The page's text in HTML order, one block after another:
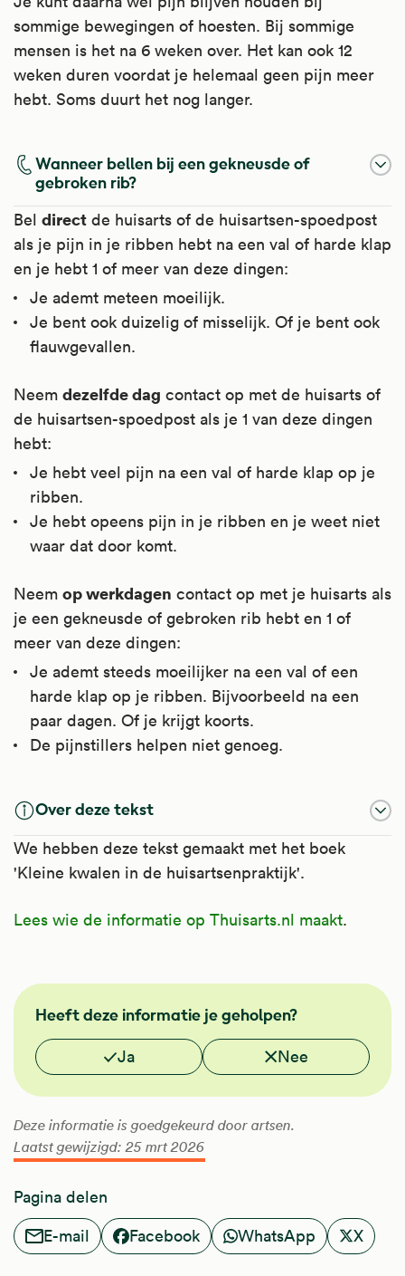
verkoudheid, keelpijn, bijholteontsteking,
middenoorontsteking, oorpijn door
gehoorgangontsteking, artrose, spierpijn,
gewrichtspijn en menstruatieklachten.
sommige bewegingen of hoesten. Bij sommige
mensen is het na 6 weken over. Het kan ook 12
weken duren voordat je helemaal geen pijn meer
hebt. Soms duurt het nog langer.
Wanneer bellen bij een gekneusde of
gebroken rib?
Bel direct de huisarts of de huisartsen-spoedpost
als je pijn in je ribben hebt na een val of harde klap
en je hebt 1 of meer van deze dingen:
Je ademt meteen moeilijk.
Je bent ook duizelig of misselijk. Of je bent ook
flauwgevallen.
Neem dezelfde dag contact op met de huisarts of
de huisartsen-spoedpost als je 1 van deze dingen
hebt:
Je hebt veel pijn na een val of harde klap op je
ribben.
Je hebt opeens pijn in je ribben en je weet niet
waar dat door komt.
Neem op werkdagen contact op met je huisarts als
je een gekneusde of gebroken rib hebt en 1 of
meer van deze dingen:
Je ademt steeds moeilijker na een val of een
harde klap op je ribben. Bijvoorbeeld na een
paar dagen. Of je krijgt koorts.
De pijnstillers helpen niet genoeg.
Over deze tekst
We hebben deze tekst gemaakt met het boek
'Kleine kwalen in de huisartsenpraktijk'.
Lees wie de informatie op Thuisarts.nl maakt.
NHG
Heeft deze informatie je geholpen?
Vond je deze informatie nuttig?
Ja Nee
Deze informatie is goedgekeurd door artsen.
Laatst gewijzigd: 25 mrt 2026
Pagina delen
E-mail
Facebook WhatsApp X